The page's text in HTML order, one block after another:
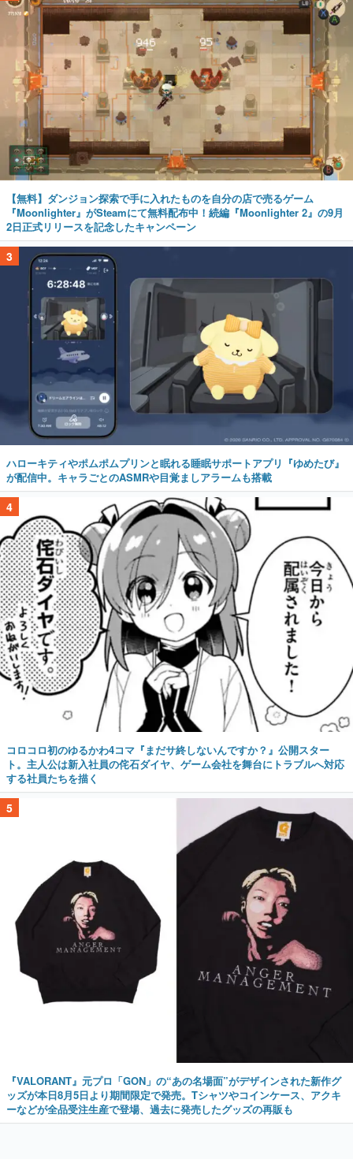
【無料】ダンジョン探索で手に入れたものを自分の店で売るゲーム
『Moonlighter』がSteamにて無料配布中！続編『Moonlighter 2』の9月
2日正式リリースを記念したキャンペーン
3
ハローキティやポムポムプリンと眠れる睡眠サポートアプリ『ゆめたび』
が配信中。キャラごとのASMRや目覚ましアラームも搭載
4
コロコロ初のゆるかわ4コマ『まだサ終しないんですか？』公開スター
ト。主人公は新入社員の侘石ダイヤ、ゲーム会社を舞台にトラブルへ対応
する社員たちを描く
5
『VALORANT』元プロ「GON」の“あの名場面”がデザインされた新作グ
ッズが本日8月5日より期間限定で発売。Tシャツやコインケース、アクキ
ーなどが全品受注生産で登場、過去に発売したグッズの再販も